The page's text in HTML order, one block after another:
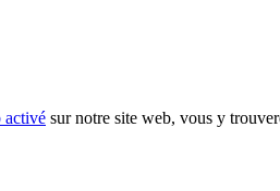
activé sur notre site web, vous y